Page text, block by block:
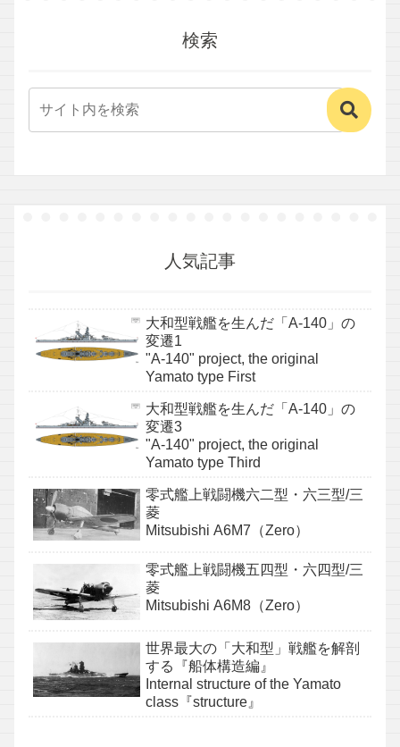
検索
人気記事
大和型戦艦を生んだ「A-140」の
変遷1
"A-140" project, the original
Yamato type First
大和型戦艦を生んだ「A-140」の
変遷3
"A-140" project, the original
Yamato type Third
零式艦上戦闘機六二型・六三型/三
菱
Mitsubishi A6M7（Zero）
零式艦上戦闘機五四型・六四型/三
菱
Mitsubishi A6M8（Zero）
世界最大の「大和型」戦艦を解剖
する『船体構造編』
Internal structure of the Yamato
class『structure』